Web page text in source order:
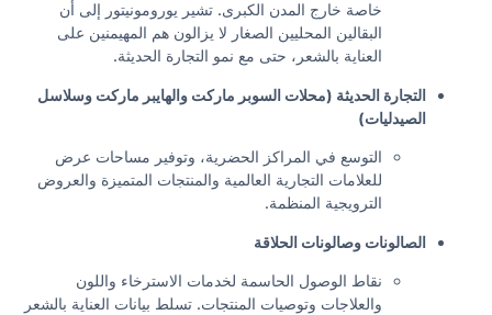
خاصة خارج المدن الكبرى. تشير يورومونيتور إلى أن
البقالين المحليين الصغار لا يزالون هم المهيمنين على
العناية بالشعر، حتى مع نمو التجارة الحديثة.
التجارة الحديثة (محلات السوبر ماركت والهايبر ماركت وسلاسل
الصيدليات)
التوسع في المراكز الحضرية، وتوفير مساحات عرض
للعلامات التجارية العالمية والمنتجات المتميزة والعروض
الترويجية المنظمة.
الصالونات وصالونات الحلاقة
نقاط الوصول الحاسمة لخدمات الاسترخاء واللون
والعلاجات وتوصيات المنتجات. تسلط بيانات العناية بالشعر